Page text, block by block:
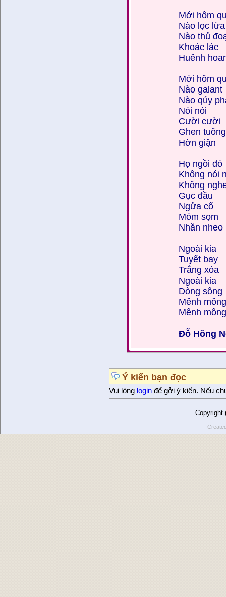
Mới hôm
Nào lọc lừa
Nào thủ
Khoác lác
Huênh
Mới hôm
Nào galant
Nào qúy
Nói nói
Cười cười
Ghen tuông
Hờn giận
Họ ngồi đó
Không nói
Không
Gục đầu
Ngửa cổ
Móm sọm
Nhăn nheo
Ngoài kia
Tuyết bay
Trắng xóa
Ngoài kia
Dòng sông
Mênh
Mênh
Đỗ Hồng
Ý kiến bạn đọc
Vui lòng login để gởi ý kiến. Nếu
Copyright